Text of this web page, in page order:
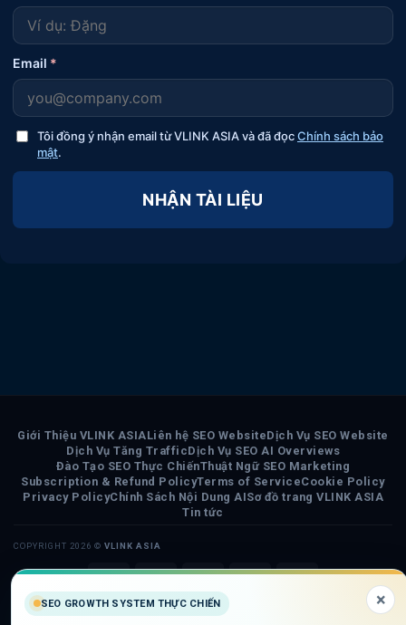
Email *
Tôi đồng ý nhận email từ VLINK ASIA và đã đọcChính sách bảo
mật.
NHẬN TÀI LIỆU
Visa PayPalStripe MasterCard
Cash
Giới Thiệu VLINK ASIALiên hệ SEO WebsiteDịch Vụ SEO Website
Dịch Vụ Tăng TrafficDịch Vụ SEO AI Overviews
Đào Tạo SEO Thực ChiếnThuật Ngữ SEO Marketing
Subscription & Refund PolicyTerms of ServiceCookie Policy
Privacy PolicyChính Sách Nội Dung AISơ đồ trang VLINK ASIA
Tin tức
COPYRIGHT 2026 © VLINK ASIA
SEO GROWTH SYSTEM THỰC CHIẾN ×